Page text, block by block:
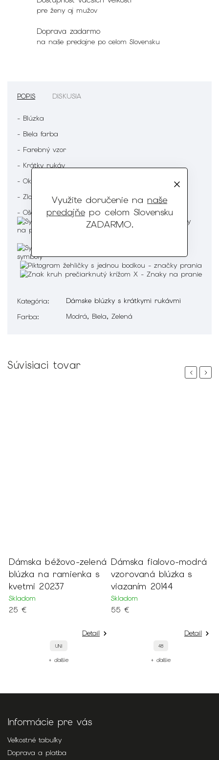
Využite doručenie na naše
predajňepo celom Slovensku
ZADARMO.
pre ženy aj mužov
Doprava zadarmo
na naše predajne po celom Slovensku
POPIS DISKUSIA
- Blúzka
- Biela farba
- Farebný vzor
- Krátky rukáv
- Okrúhly výstrih
- Zloženie : 60% Viskóza 35% Polyester 5% Elastan
- Ošetrenie :
Kategória:
Dámske blúzky s krátkymi rukávmi
Farba: Modrá, Biela, Zelená
Súvisiaci tovar
Previous
Dámska béžovo-zelená
blúzka na ramienka s
kvetmi 20237
Skladom
25 €
Detail
UNI
+ ďalšie
Dámska fialovo-modrá
vzorovaná blúzka s
viazaním 20144
Skladom
55 €
Detail
48
+ ďalšie
Next
Informácie pre vás
Veľkostné tabuľky
Doprava a platba